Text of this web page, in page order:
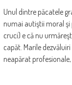
Unul dintre păcatele
numai autiştii moral şi
cruci) e că nu
capăt. Marile
neapărat profesionale,